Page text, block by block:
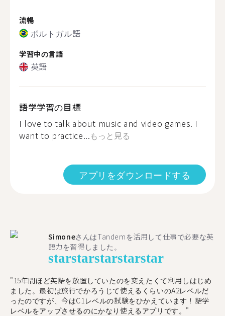
流暢
ポルトガル語
学習中の言語
英語
語学学習の目標
I love to talk about music and video games. I
want to practice...もっと見る
アプリをダウンロードする
SimoneさんはTandemを活用して仕事で必要な英
語力を習得しました。
starstarstarstarstar
"15年間ほど英語を放置していたのを変えたくて利用しはじめ
ました。最初は旅行でかろうじて使えるくらいのA2レベルだ
ったのですが、今はC1レベルの試験をひかえています！語学
レベルをアップさせるのにかなり使えるアプリです。"